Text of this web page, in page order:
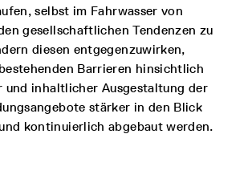
selbst im Fahrwasser von
gesellschaftlichen Tendenzen zu
diesen entgegenzuwirken,
Barrieren hinsichtlich
und inhaltlicher Ausgestaltung der
stärker in den Blick
kontinuierlich abgebaut werden.